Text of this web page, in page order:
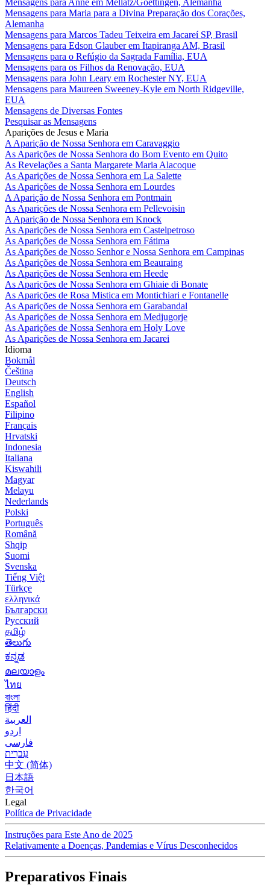
Mensagens para Maria para a Divina Preparação dos Corações,
Alemanha
Mensagens para Marcos Tadeu Teixeira em Jacareí SP, Brasil
Mensagens para Edson Glauber em Itapiranga AM, Brasil
Mensagens para o Refúgio da Sagrada Família, EUA
Mensagens para os Filhos da Renovação, EUA
Mensagens para John Leary em Rochester NY, EUA
Mensagens para Maureen Sweeney-Kyle em North Ridgeville,
EUA
Mensagens de Diversas Fontes
Pesquisar as Mensagens
Aparições de Jesus e Maria
A Aparição de Nossa Senhora em Caravaggio
As Aparições de Nossa Senhora do Bom Evento em Quito
As Revelações a Santa Margarete Maria Alacoque
As Aparições de Nossa Senhora em La Salette
As Aparições de Nossa Senhora em Lourdes
A Aparição de Nossa Senhora em Pontmain
As Aparições de Nossa Senhora em Pellevoisin
A Aparição de Nossa Senhora em Knock
As Aparições de Nossa Senhora em Castelpetroso
As Aparições de Nossa Senhora em Fátima
As Aparições de Nosso Senhor e Nossa Senhora em Campinas
As Aparições de Nossa Senhora em Beauraing
As Aparições de Nossa Senhora em Heede
As Aparições de Nossa Senhora em Ghiaie di Bonate
As Aparições de Rosa Mistica em Montichiari e Fontanelle
As Aparições de Nossa Senhora em Garabandal
As Aparições de Nossa Senhora em Medjugorje
As Aparições de Nossa Senhora em Holy Love
As Aparições de Nossa Senhora em Jacarei
Idioma
Bokmål
Čeština
Deutsch
English
Español
Filipino
Français
Hrvatski
Indonesia
Italiana
Kiswahili
Magyar
Melayu
Nederlands
Polski
Português
Română
Shqip
Suomi
Svenska
Tiếng Việt
Türkçe
ελληνικά
Български
Русский
தமிழ்
తెలుగు
ಕನ್ನಡ
മലയാളം
ไทย
বাংলা
हिंदी
العربية
اردو
فارسی
עִברִית
中文 (简体)
日本語
한국어
Legal
Política de Privacidade
Instruções para Este Ano de 2025
Relativamente a Doenças, Pandemias e Vírus Desconhecidos
Preparativos Finais